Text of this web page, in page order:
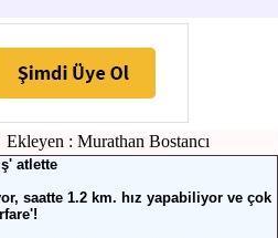
Ekleyen : Murathan Bostancı
atlette
saatte 1.2 km. hız yapabiliyor ve çok